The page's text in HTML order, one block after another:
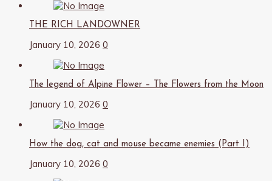
THE RICH LANDOWNER
January 10, 2026 0
The legend of Alpine Flower – The Flowers from the Moon
January 10, 2026 0
How the dog, cat and mouse became enemies (Part I)
January 10, 2026 0